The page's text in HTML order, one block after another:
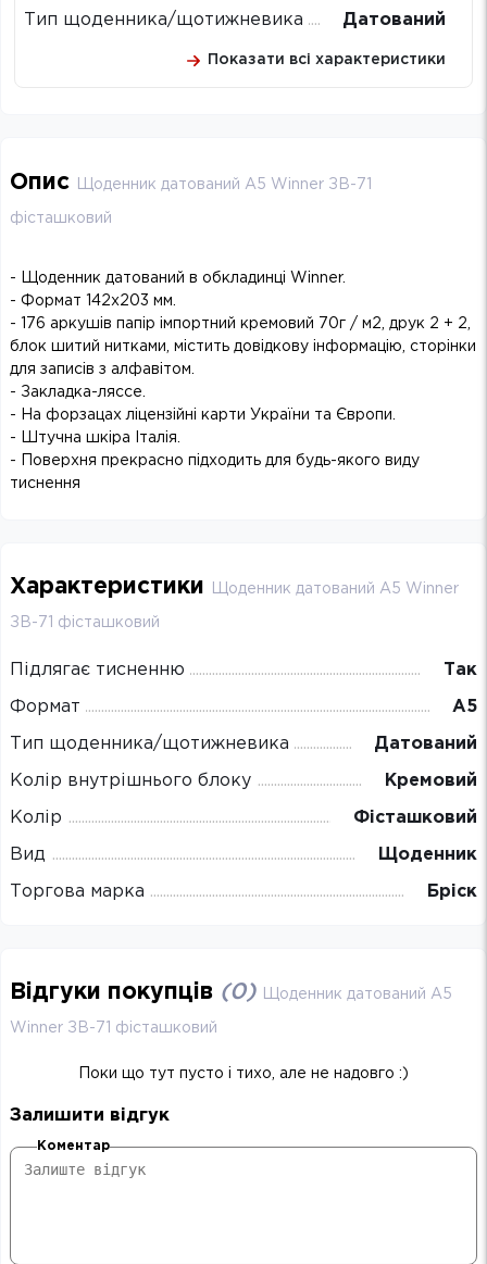
Тип щоденника/щотижневика Датований
Показати всі характеристики
Опис Щоденник датований А5 Winner ЗВ-71
фісташковий
- Щоденник датований в обкладинці Winner.
- Формат 142х203 мм.
- 176 аркушів папір імпортний кремовий 70г / м2, друк 2 + 2,
блок шитий нитками, містить довідкову інформацію, сторінки
для записів з алфавітом.
- Закладка-ляссе.
- На форзацах ліцензійні карти України та Європи.
- Штучна шкіра Італія.
- Поверхня прекрасно підходить для будь-якого виду
тиснення
Характеристики Щоденник датований А5 Winner
ЗВ-71 фісташковий
Підлягає тисненню Так
Формат А5
Тип щоденника/щотижневика Датований
Колір внутрішнього блоку Кремовий
Колір Фісташковий
Вид Щоденник
Торгова марка Бріск
Відгуки покупців (0) Щоденник датований А5
Winner ЗВ-71 фісташковий
Поки що тут пусто і тихо, але не надовго :)
Залишити відгук
Коментар